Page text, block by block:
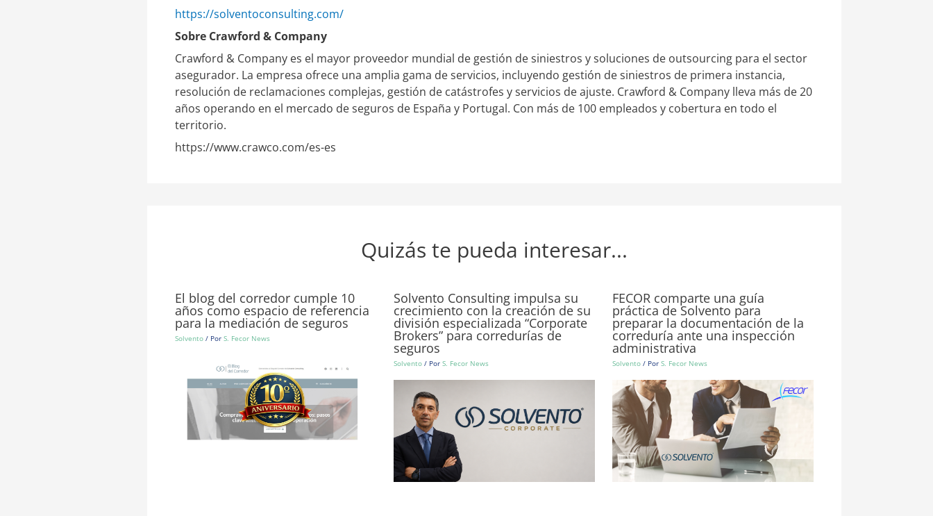
https://solventoconsulting.com/
Sobre Crawford & Company
Crawford & Company es el mayor proveedor mundial de gestión de siniestros y soluciones de outsourcing para el sector
asegurador. La empresa ofrece una amplia gama de servicios, incluyendo gestión de siniestros de primera instancia,
resolución de reclamaciones complejas, gestión de catástrofes y servicios de ajuste. Crawford & Company lleva más de 20
años operando en el mercado de seguros de España y Portugal. Con más de 100 empleados y cobertura en todo el
territorio.
https://www.crawco.com/es-es
Quizás te pueda interesar...
El blog del corredor cumple 10
años como espacio de referencia
para la mediación de seguros
Solvento / Por S. Fecor News
Solvento Consulting impulsa su
crecimiento con la creación de su
división especializada “Corporate
Brokers” para corredurías de
seguros
Solvento / Por S. Fecor News
FECOR comparte una guía
práctica de Solvento para
preparar la documentación de la
correduría ante una inspección
administrativa
Solvento / Por S. Fecor News